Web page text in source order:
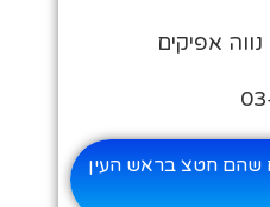
אפיקים
שהם חטצ בראש העין